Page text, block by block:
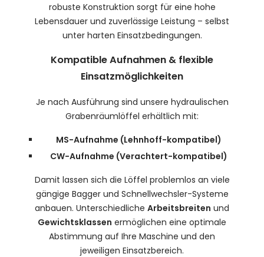
robuste Konstruktion sorgt für eine hohe
Lebensdauer und zuverlässige Leistung – selbst
unter harten Einsatzbedingungen.
Kompatible Aufnahmen & flexible
Einsatzmöglichkeiten
Je nach Ausführung sind unsere hydraulischen
Grabenräumlöffel erhältlich mit:
MS-Aufnahme (Lehnhoff-kompatibel)
CW-Aufnahme (Verachtert-kompatibel)
Damit lassen sich die Löffel problemlos an viele
gängige Bagger und Schnellwechsler-Systeme
anbauen. Unterschiedliche Arbeitsbreiten und
Gewichtsklassen ermöglichen eine optimale
Abstimmung auf Ihre Maschine und den
jeweiligen Einsatzbereich.